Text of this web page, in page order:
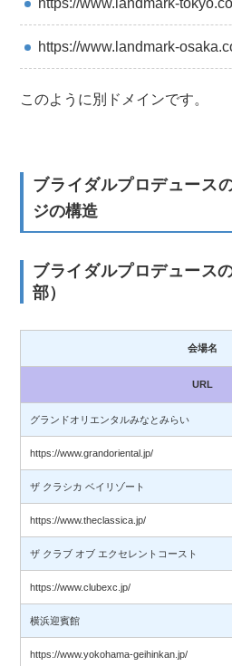
https://www.landmark-
https://www.landmark-
このように別ドメインです。
ブライダルプロデュース
ジの構造
ブライダルプロデュース
部）
会場名
URL
グランドオリエンタルみなとみらい
https://www.grandoriental.jp/
ザ クラシカ ベイリゾート
https://www.theclassica.jp/
ザ クラブ オブ エクセレントコースト
https://www.clubexc.jp/
横浜迎賓館
https://www.yokohama-geihinkan.jp/